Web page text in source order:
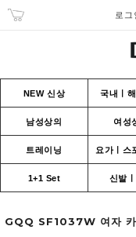
로그
NEW 신상 국내ㅣ
남성상의 여성
트레이닝 요가ㅣ스
1+1 Set 신발
GQQ SF1037W 여자 카